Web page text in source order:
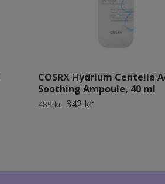
COSRX Hydrium Centella
Soothing Ampoule, 40 ml
489 kr 342 kr